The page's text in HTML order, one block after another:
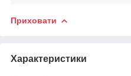
Приховати
Характеристики